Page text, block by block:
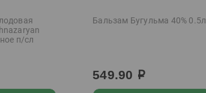
п/сл
Бальзам Бугульма 40% 0.5л
549.90 р